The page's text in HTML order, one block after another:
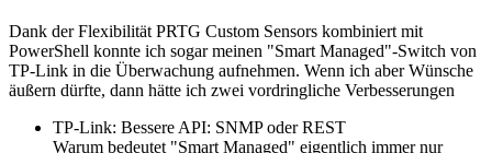
Dank der Flexibilität PRTG Custom Sensors kombiniert mit
PowerShell konnte ich sogar meinen "Smart Managed"-Switch von
TP-Link in die Überwachung aufnehmen. Wenn ich aber Wünsche
äußern dürfte, dann hätte ich zwei vordringliche Verbesserungen
TP-Link: Bessere API: SNMP oder REST
Warum bedeutet "Smart Managed" eigentlich immer nur